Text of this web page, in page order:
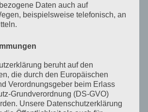
Daten auch auf
beispielsweise telefonisch, an
beruht auf den
die durch den Europäischen
Verordnungsgeber beim Erlass
Grundverordnung (DS-GVO)
Unsere Datenschutzerklärung